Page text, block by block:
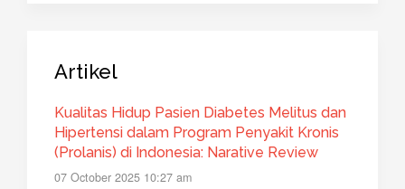
Artikel
Kualitas Hidup Pasien Diabetes Melitus dan
Hipertensi dalam Program Penyakit Kronis
(Prolanis) di Indonesia: Narative Review
07 October 2025 10:27 am